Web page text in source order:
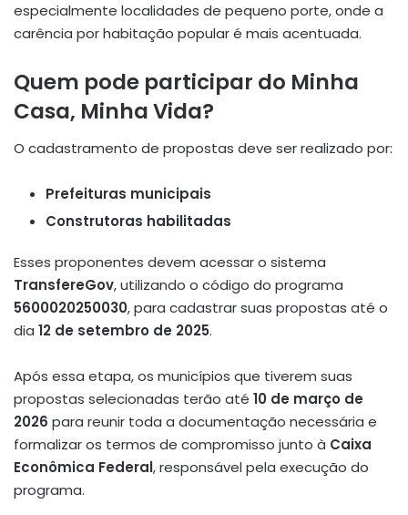
especialmente localidades de pequeno porte, onde a
carência por habitação popular é mais acentuada.
Quem pode participar do Minha
Casa, Minha Vida?
O cadastramento de propostas deve ser realizado por:
Prefeituras municipais
Construtoras habilitadas
Esses proponentes devem acessar o sistema
TransfereGov, utilizando o código do programa
5600020250030, para cadastrar suas propostas até o
dia 12 de setembro de 2025.
Após essa etapa, os municípios que tiverem suas
propostas selecionadas terão até 10 de março de
2026 para reunir toda a documentação necessária e
formalizar os termos de compromisso junto à Caixa
Econômica Federal, responsável pela execução do
programa.